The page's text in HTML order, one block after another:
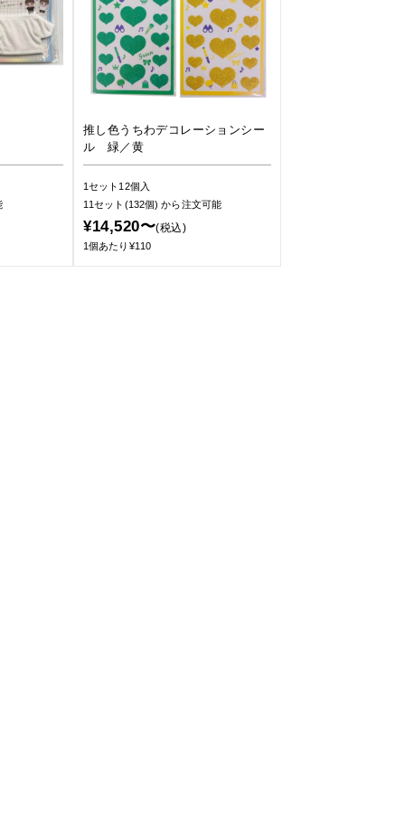
推し色うちわデコレーションシー
ル 緑／黄
1セット12個入
11セット(132個)から注文可能
¥14,520〜(税込)
1個あたり¥110